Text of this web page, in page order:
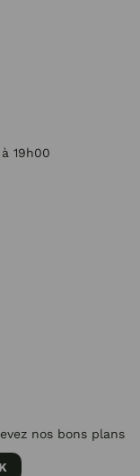
19h00
nos bons plans